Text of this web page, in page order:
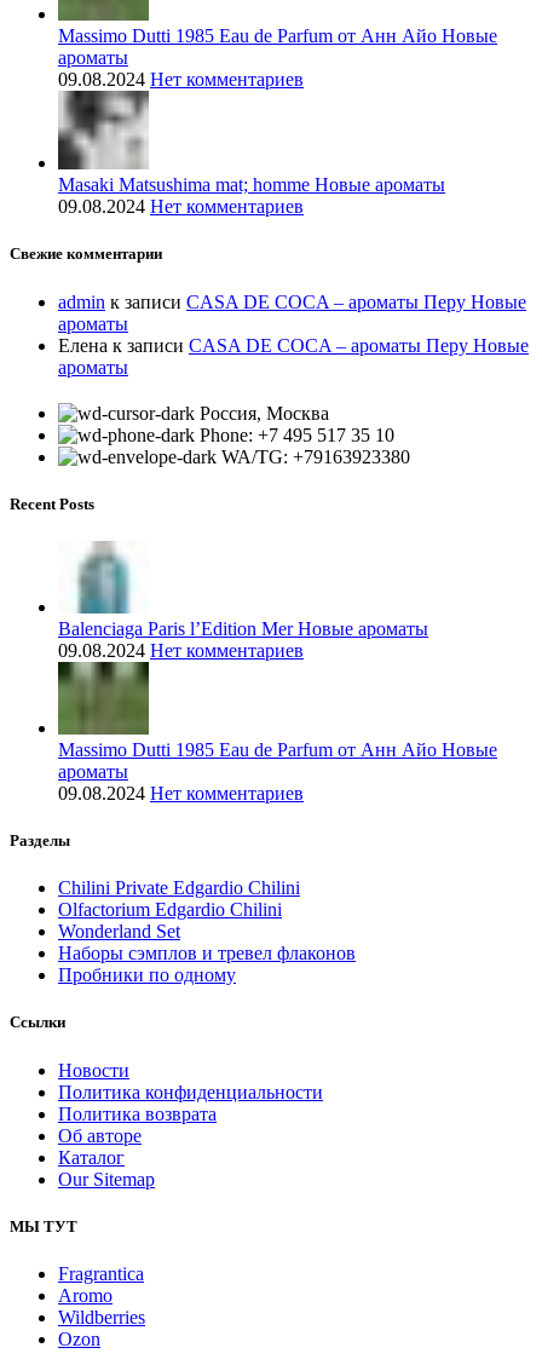
Massimo Dutti 1985 Eau de Parfum от Анн Айо Новые
ароматы
09.08.2024 Нет комментариев
Masaki Matsushima mat; homme Новые ароматы
09.08.2024 Нет комментариев
Свежие комментарии
admin к записи CASA DE COCA – ароматы Перу Новые
ароматы
Елена к записи CASA DE COCA – ароматы Перу Новые
ароматы
Россия, Москва
Phone: +7 495 517 35 10
WA/TG: +79163923380
Recent Posts
Balenciaga Paris l’Edition Mer Новые ароматы
09.08.2024 Нет комментариев
Massimo Dutti 1985 Eau de Parfum от Анн Айо Новые
ароматы
09.08.2024 Нет комментариев
Разделы
Chilini Private Edgardio Chilini
Olfactorium Edgardio Chilini
Wonderland Set
Наборы сэмплов и тревел флаконов
Пробники по одному
Ссылки
Новости
Политика конфиденциальности
Политика возврата
Об авторе
Каталог
Our Sitemap
МЫ ТУТ
Fragrantica
Aromo
Wildberries
Ozon